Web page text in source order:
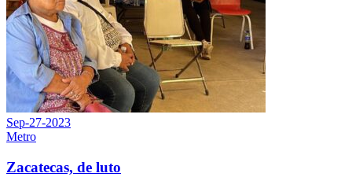
Sep-27-2023
Metro
Zacatecas, de luto